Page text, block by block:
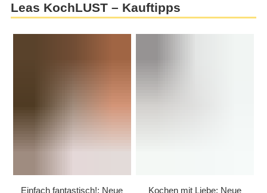
Leas KochLUST – Kauftipps
Einfach fantastisch!: Neue
Kochen mit Liebe: Neue